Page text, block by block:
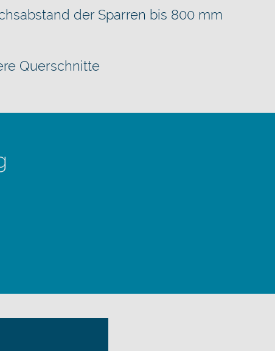
der Sparren bis 800 mm
Querschnitte